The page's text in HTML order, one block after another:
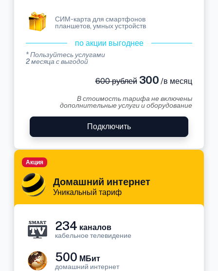
СИМ-карта для смартфонов
планшетов, умных устройств
по акции выгоднее
* Пользуйтесь услугами
2 месяца с выгодой
600 рублей300 /в месяц
В стоимость тарифа не включены
дополнительные услуги и оборудование
Подключить
Домашний интернет
Уникальный тариф
Акция
234 каналов
кабельное телевидение
500 МБит
домашний интернет